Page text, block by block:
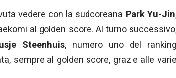
vedere con la sudcoreana Park Yu-Jin
al golden score. Al turno successivo,
Steenhuis, numero uno del
sempre al golden score, grazie alle varie